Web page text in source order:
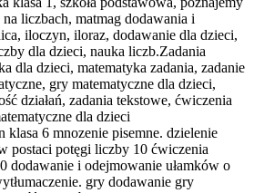
liczbach, matmag dodawania i
iloczyn, iloraz, dodawanie dla dzieci,
dla dzieci, nauka liczb.Zadania
dla dzieci, matematyka zadania, zadanie
gry matematyczne dla dzieci,
działań, zadania tekstowe, ćwiczenia
dla dzieci
klasa 6 mnozenie pisemne. dzielenie
postaci potęgi liczby 10 ćwiczenia
dodawanie i odejmowanie ułamków o
gry dodawanie gry